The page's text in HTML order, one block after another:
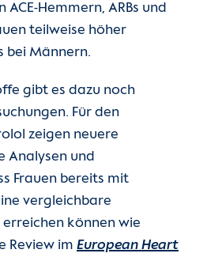
Hemmern, ARBs und
teilweise höher
bei Männern.
gibt es dazu noch
Für den
zeigen neuere
Analysen und
Frauen bereits mit
vergleichbare
können wie
Review im European Heart